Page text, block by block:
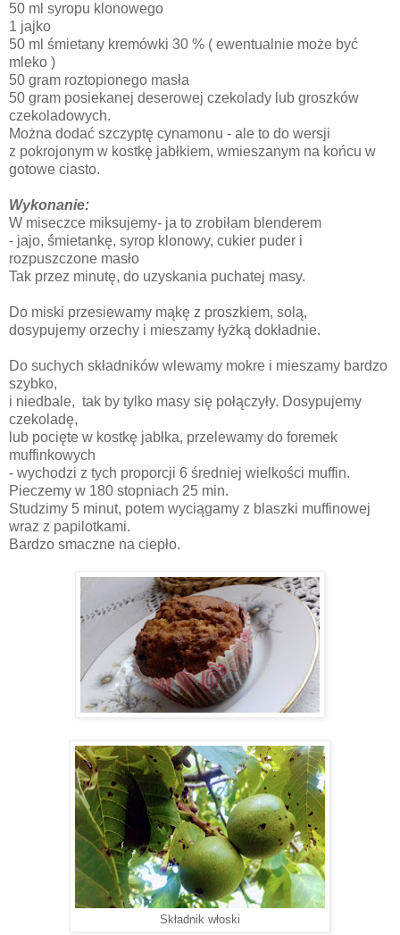
50 ml syropu klonowego
1 jajko
50 ml śmietany kremówki 30 % ( ewentualnie może być
mleko )
50 gram roztopionego masła
50 gram posiekanej deserowej czekolady lub groszków
czekoladowych.
Można dodać szczyptę cynamonu - ale to do wersji
z pokrojonym w kostkę jabłkiem, wmieszanym na końcu w
gotowe ciasto.
Wykonanie:
W miseczce miksujemy- ja to zrobiłam blenderem
- jajo, śmietankę, syrop klonowy, cukier puder i
rozpuszczone masło
Tak przez minutę, do uzyskania puchatej masy.
Do miski przesiewamy mąkę z proszkiem, solą,
dosypujemy orzechy i mieszamy łyżką dokładnie.
Do suchych składników wlewamy mokre i mieszamy bardzo
szybko,
i niedbale, tak by tylko masy się połączyły. Dosypujemy
czekoladę,
lub pocięte w kostkę jabłka, przelewamy do foremek
muffinkowych
- wychodzi z tych proporcji 6 średniej wielkości muffin.
Pieczemy w 180 stopniach 25 min.
Studzimy 5 minut, potem wyciągamy z blaszki muffinowej
wraz z papilotkami.
Bardzo smaczne na ciepło.
Składnik włoski